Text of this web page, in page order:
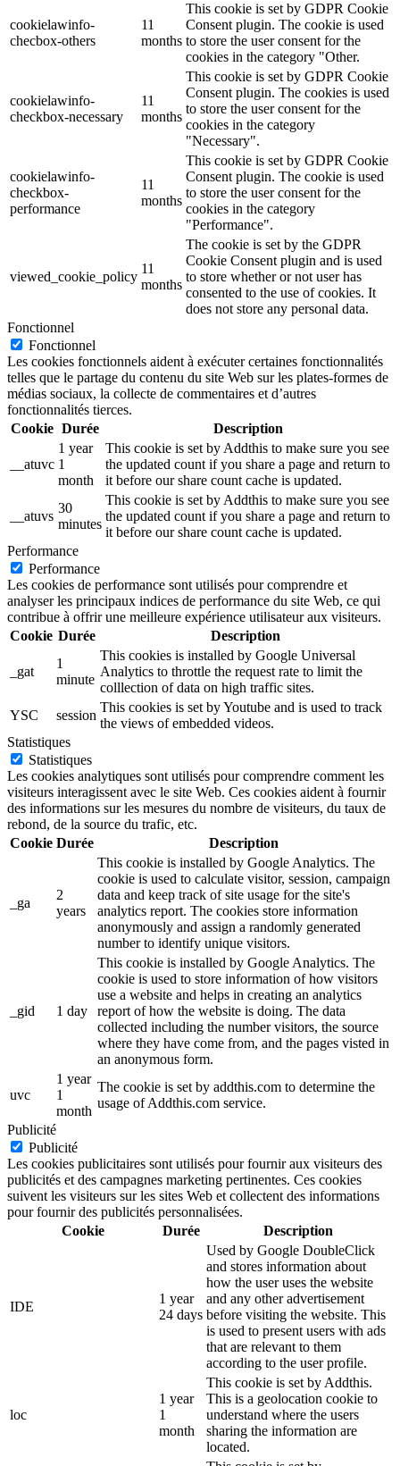
cookielawinfo-
checbox-others
11
months
This cookie is set by GDPR Cookie
Consent plugin. The cookie is used
to store the user consent for the
cookies in the category "Other.
cookielawinfo-
checkbox-necessary
11
months
This cookie is set by GDPR Cookie
Consent plugin. The cookies is used
to store the user consent for the
cookies in the category
"Necessary".
cookielawinfo-
checkbox-
performance
11
months
This cookie is set by GDPR Cookie
Consent plugin. The cookie is used
to store the user consent for the
cookies in the category
"Performance".
viewed_cookie_policy
11
months
The cookie is set by the GDPR
Cookie Consent plugin and is used
to store whether or not user has
consented to the use of cookies. It
does not store any personal data.
Fonctionnel
Fonctionnel
Les cookies fonctionnels aident à exécuter certaines fonctionnalités
telles que le partage du contenu du site Web sur les plates-formes de
médias sociaux, la collecte de commentaires et d’autres
fonctionnalités tierces.
Cookie Durée Description
__atuvc
1 year
1
month
This cookie is set by Addthis to make sure you see
the updated count if you share a page and return to
it before our share count cache is updated.
__atuvs
30
minutes
This cookie is set by Addthis to make sure you see
the updated count if you share a page and return to
it before our share count cache is updated.
Performance
Performance
Les cookies de performance sont utilisés pour comprendre et
analyser les principaux indices de performance du site Web, ce qui
contribue à offrir une meilleure expérience utilisateur aux visiteurs.
Cookie Durée Description
_gat
1
minute
This cookies is installed by Google Universal
Analytics to throttle the request rate to limit the
colllection of data on high traffic sites.
YSC
session
This cookies is set by Youtube and is used to track
the views of embedded videos.
Statistiques
Statistiques
Les cookies analytiques sont utilisés pour comprendre comment les
visiteurs interagissent avec le site Web. Ces cookies aident à fournir
des informations sur les mesures du nombre de visiteurs, du taux de
rebond, de la source du trafic, etc.
Cookie Durée Description
_ga
2
years
This cookie is installed by Google Analytics. The
cookie is used to calculate visitor, session, campaign
data and keep track of site usage for the site's
analytics report. The cookies store information
anonymously and assign a randomly generated
number to identify unique visitors.
_gid 1 day
This cookie is installed by Google Analytics. The
cookie is used to store information of how visitors
use a website and helps in creating an analytics
report of how the website is doing. The data
collected including the number visitors, the source
where they have come from, and the pages visted in
an anonymous form.
uvc
1 year
1
month
The cookie is set by addthis.com to determine the
usage of Addthis.com service.
Publicité
Publicité
Les cookies publicitaires sont utilisés pour fournir aux visiteurs des
publicités et des campagnes marketing pertinentes. Ces cookies
suivent les visiteurs sur les sites Web et collectent des informations
pour fournir des publicités personnalisées.
Cookie
Durée Description
IDE
1 year
24 days
Used by Google DoubleClick
and stores information about
how the user uses the website
and any other advertisement
before visiting the website. This
is used to present users with ads
that are relevant to them
according to the user profile.
loc
1 year
1
month
This cookie is set by Addthis.
This is a geolocation cookie to
understand where the users
sharing the information are
located.